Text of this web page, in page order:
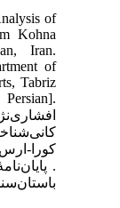
of
Kohna
Iran.
of
Tabriz
کورا-